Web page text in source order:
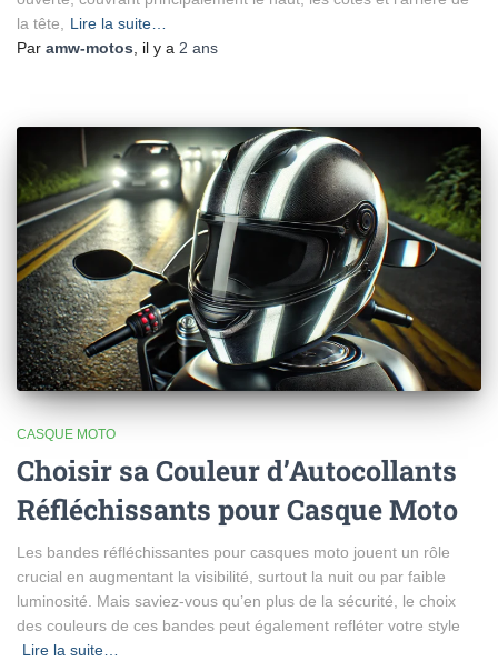
la tête,
Lire la suite…
Par amw-motos , il y a 2 ans
CASQUE MOTO
Choisir sa Couleur d’Autocollants
Réfléchissants pour Casque Moto
Les bandes réfléchissantes pour casques moto jouent un rôle
crucial en augmentant la visibilité, surtout la nuit ou par faible
luminosité. Mais saviez-vous qu’en plus de la sécurité, le choix
des couleurs de ces bandes peut également refléter votre style
Lire la suite…